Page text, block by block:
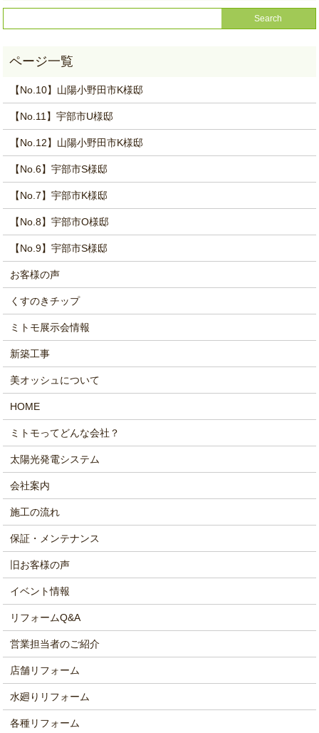
【No.10】山陽小野田市K様邸
【No.11】宇部市U様邸
【No.12】山陽小野田市K様邸
【No.6】宇部市S様邸
【No.7】宇部市K様邸
【No.8】宇部市O様邸
【No.9】宇部市S様邸
お客様の声
くすのきチップ
ミトモ展示会情報
新築工事
美オッシュについて
HOME
ミトモってどんな会社？
太陽光発電システム
会社案内
施工の流れ
保証・メンテナンス
旧お客様の声
イベント情報
リフォームQ&A
営業担当者のご紹介
店舗リフォーム
水廻りリフォーム
各種リフォーム